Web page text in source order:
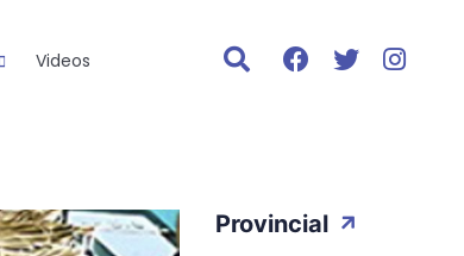
Videos
Provincial